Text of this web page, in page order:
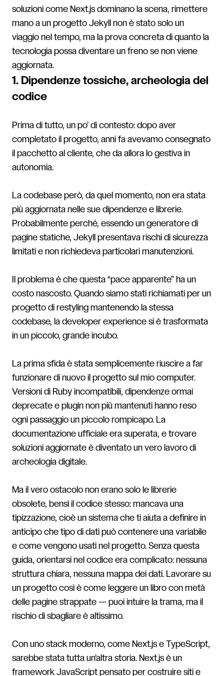
soluzioni come Next.js dominano la scena, rimettere
mano a un progetto Jekyll non è stato solo un
viaggio nel tempo, ma la prova concreta di quanto la
tecnologia possa diventare un freno se non viene
aggiornata.
1. Dipendenze tossiche, archeologia del
codice
Prima di tutto, un po’ di contesto: dopo aver
completato il progetto, anni fa avevamo consegnato
il pacchetto al cliente, che da allora lo gestiva in
autonomia.
La codebase però, da quel momento, non era stata
più aggiornata nelle sue dipendenze e librerie.
Probabilmente perché, essendo un generatore di
pagine statiche, Jekyll presentava rischi di sicurezza
limitati e non richiedeva particolari manutenzioni.
Il problema è che questa “pace apparente” ha un
costo nascosto. Quando siamo stati richiamati per un
progetto di restyling mantenendo la stessa
codebase, la developer experience si è trasformata
in un piccolo, grande incubo.
La prima sfida è stata semplicemente riuscire a far
funzionare di nuovo il progetto sul mio computer.
Versioni di Ruby incompatibili, dipendenze ormai
deprecate e plugin non più mantenuti hanno reso
ogni passaggio un piccolo rompicapo. La
documentazione ufficiale era superata, e trovare
soluzioni aggiornate è diventato un vero lavoro di
archeologia digitale.
Ma il vero ostacolo non erano solo le librerie
obsolete, bensì il codice stesso: mancava una
tipizzazione, cioè un sistema che ti aiuta a definire in
anticipo che tipo di dati può contenere una variabile
e come vengono usati nel progetto. Senza questa
guida, orientarsi nel codice era complicato: nessuna
struttura chiara, nessuna mappa dei dati. Lavorare su
un progetto così è come leggere un libro con metà
delle pagine strappate — puoi intuire la trama, ma il
rischio di sbagliare è altissimo.
Con uno stack moderno, come Next.js e TypeScript,
sarebbe stata tutta un’altra storia. Next.js è un
framework JavaScript pensato per costruire siti e